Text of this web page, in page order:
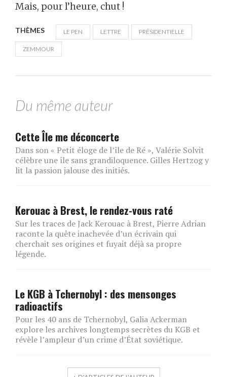
Mais, pour l’heure, chut !
THÈMES LE PEN LETTRE PRÉSIDENTIELLE
ZEMMOUR
Du même auteur
Cette Île me déconcerte
Dans son « Petit éloge de l’île de Ré », Valérie Solvit
célèbre une île sans grandiloquence. Gilles Hertzog y
lit la passion jalouse des initiés.
Kerouac à Brest, le rendez-vous raté
Sur les traces de Jack Kerouac à Brest, Pierre Adrian
raconte la quête inachevée d’un écrivain qui
cherchait ses origines et fuyait déjà sa propre
légende.
Le KGB à Tchernobyl : des mensonges
radioactifs
Pour les 40 ans de Tchernobyl, Galia Ackerman
explore les archives longtemps secrètes du KGB et
révèle l’ampleur d’un crime d’État soviétique.